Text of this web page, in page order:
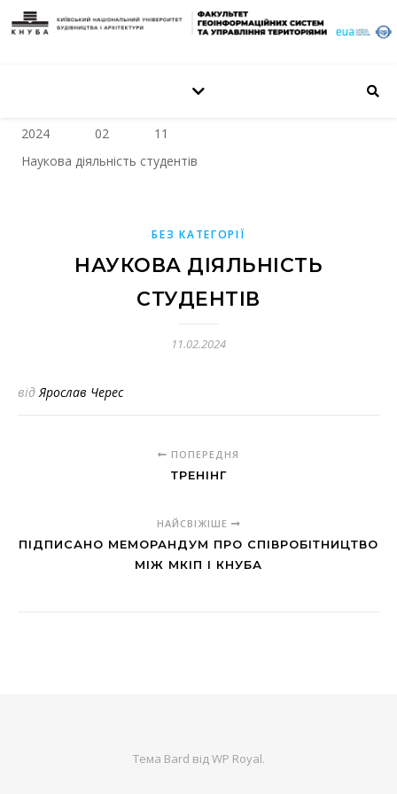
2024 02
11
Наукова діяльність студентів
БЕЗ КАТЕГОРІЇ
НАУКОВА ДІЯЛЬНІСТЬ
СТУДЕНТІВ
11.02.2024
відЯрослав Черес
ПОПЕРЕДНЯ
ТРЕНІНГ
НАЙСВІЖІШЕ
ПІДПИСАНО МЕМОРАНДУМ ПРО СПІВРОБІТНИЦТВО
МІЖ МКІП І КНУБА
Тема Bard відWP Royal.